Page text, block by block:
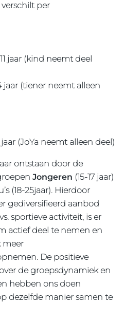
per
jaar (kind neemt deel
jaar (tiener neemt alleen
jaar (JoYa neemt alleen deel)
ontstaan door de
Jongeren (15-17 jaar)
(18-25jaar). Hierdoor
gediversifieerd aanbod
sportieve activiteit, is er
actief deel te nemen en
meer
De positieve
de groepsdynamiek en
hebben ons doen
dezelfde manier samen te